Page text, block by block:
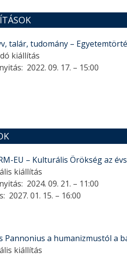
talár, tudomány –
kiállítás
2022. 09. 17. – 15:00
EU – Kulturális Örökség az
kiállítás
2024. 09. 21. – 11:00
2027. 01. 15. – 16:00
Pannonius a humanizmustól a
kiállítás